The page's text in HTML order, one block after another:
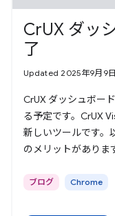
CrUX ダッ
了
Updated 2025年9月9日
CrUX ダッシュボー
る予定です。CrUX
新しいツールです。
のメリットがありま
ブログ Chrome